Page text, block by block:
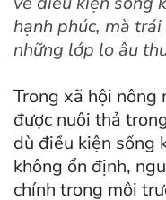
hạnh phúc, mà
những lớp lo âu
Trong xã hội
được nuôi thả
dù điều kiện sống
không ổn định,
chính trong môi